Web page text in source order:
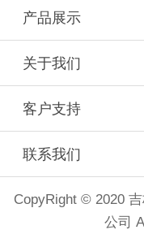
产品展示
关于我们
客户支持
联系我们
CopyRight © 2020
公司